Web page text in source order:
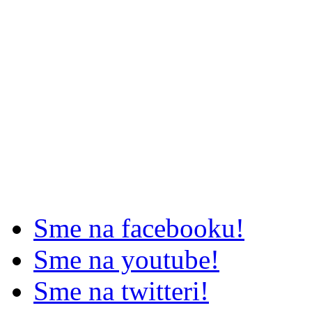
Sme na facebooku!
Sme na youtube!
Sme na twitteri!